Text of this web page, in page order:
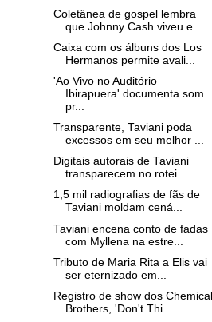
Coletânea de gospel lembra
que Johnny Cash viveu e...
Caixa com os álbuns dos Los
Hermanos permite avali...
'Ao Vivo no Auditório
Ibirapuera' documenta som
pr...
Transparente, Taviani poda
excessos em seu melhor ...
Digitais autorais de Taviani
transparecem no rotei...
1,5 mil radiografias de fãs de
Taviani moldam cená...
Taviani encena conto de fadas
com Myllena na estre...
Tributo de Maria Rita a Elis vai
ser eternizado em...
Registro de show dos Chemical
Brothers, 'Don't Thi...